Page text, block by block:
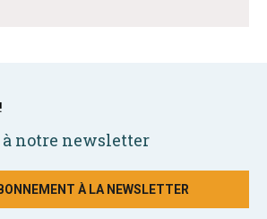
notre newsletter
À LA NEWSLETTER